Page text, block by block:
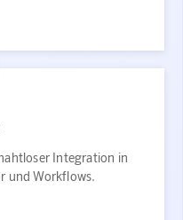
Integration in
und Workflows.